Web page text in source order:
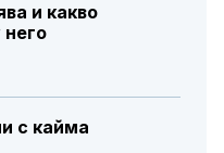
и какво
с кайма